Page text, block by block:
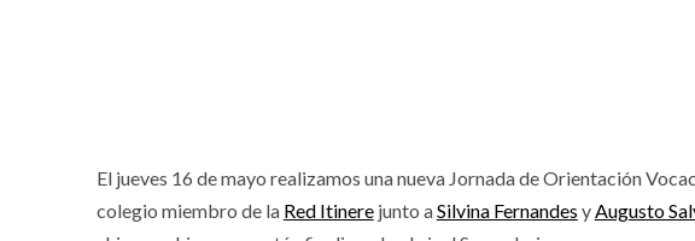
El jueves 16 de mayo realizamos una nueva Jornada de Orientación
colegio miembro de la Red Itinerejunto aSilvina Fernandes y Augusto